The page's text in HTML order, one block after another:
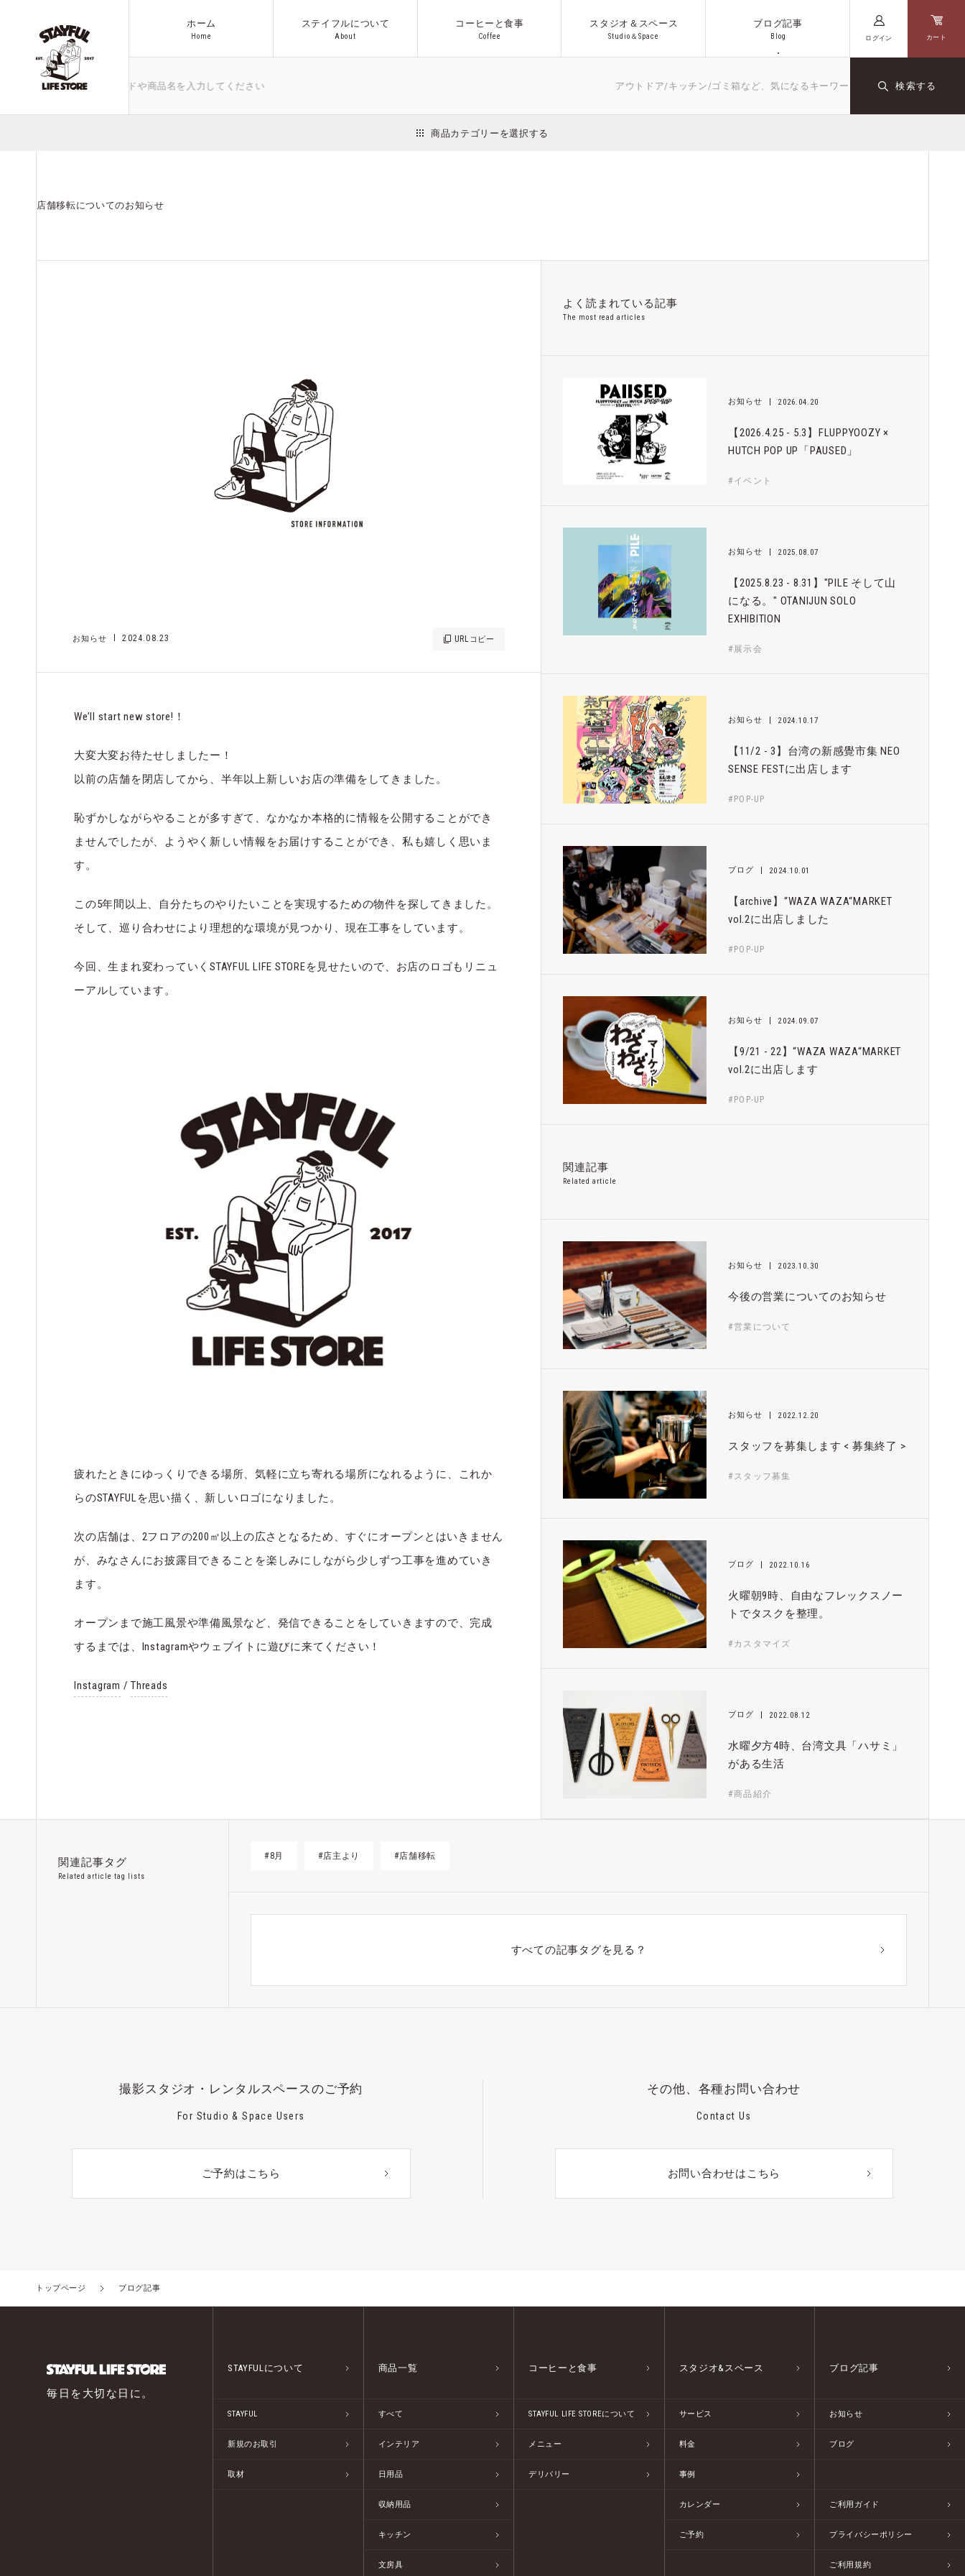
ホーム
Home
ステイフルについて
A bout
コーヒーと食事
Coffee
スタジオ＆スペース
Studio ＆Space
ブログ記事
B og
ログイン カート
、気になるキーワードや商品名を入力してください アウトドア/キッチン/ゴミ箱など、気になるキーワードや商品名を入力してください
検索する
日用品
商品カテゴリーを選択する
店舗移転についてのお知らせ
お知らせ 2024.08.23 URL コピー
We’ll start new store!！
大変大変お待たせしましたー！
以前の店舗を閉店してから、半年以上新しいお店の準備をしてきました。
恥ずかしながらやることが多すぎて、なかなか本格的に情報を公開することができ
ませんでしたが、ようやく新しい情報をお届けすることができ、私も嬉しく思いま
す。
この5年間以上、自分たちのやりたいことを実現するための物件を探してきました。
そして、巡り合わせにより理想的な環境が見つかり、現在工事をしています。
今回、生まれ変わっていくSTAYFUL LIFE STOREを見せたいので、お店のロゴもリニュ
ーアルしています。
疲れたときにゆっくりできる場所、気軽に立ち寄れる場所になれるように、これか
らのSTAYFULを思い描く、新しいロゴになりました。
次の店舗は、2フロアの200㎡以上の広さとなるため、すぐにオープンとはいきません
が、みなさんにお披露目できることを楽しみにしながら少しずつ工事を進めていき
ます。
オープンまで施工風景や準備風景など、発信できることをしていきますので、完成
するまでは、Instagramやウェブイトに遊びに来てください！
Instagram / Threads
よく読まれている記事
The most read articles
お知らせ 2026.04.20
【2026.4.25 - 5.3】FLUPPYOOZY ×
HUTCH POP UP「PAUSED」
#イベント
お知らせ 2025.08.07
【2025.8.23 - 8.31】"PILE そして山
になる。" OTANIJUN SOLO
EXHIBITION
#展示会
お知らせ 2024.10.17
【11/2 - 3】台湾の新感覺市集 NEO
SENSE FESTに出店します
#POP-UP
ブログ 2024.10.01
【archive】“WAZA WAZA“MARKET
vol.2に出店しました
#POP-UP
お知らせ 2024.09.07
【9/21 - 22】“WAZA WAZA“MARKET
vol.2に出店します
#POP-UP
関連記事
Related article
お知らせ 2023.10.30
今後の営業についてのお知らせ
#営業について
お知らせ 2022.12.20
スタッフを募集します < 募集終了 >
#スタッフ募集
ブログ 2022.10.16
火曜朝9時、自由なフレックスノー
トでタスクを整理。
#カスタマイズ
ブログ 2022.08.12
水曜夕方4時、台湾文具「ハサミ」
がある生活
#商品紹介
関連記事タグ
Related article tag lists
#8月 #店主より #店舗移転
すべての記事タグを見る？
撮影スタジオ・レンタルスペースのご予約
For Studio & Space Users
ご予約はこちら
その他、各種お問い合わせ
Contact Us
お問い合わせはこちら
トップページ ブログ記事
毎日を大切な日に。
STAYFULについて
STAYFUL
新規のお取引
取材
商品一覧
すべて
インテリア
日用品
収納用品
キッチン
文房具
コーヒーと食事
STAYFUL LIFE STOREについて
メニュー
デリバリー
スタジオ&スペース
サービス
料金
事例
カレンダー
ご予約
ブログ記事
お知らせ
ブログ
ご利用ガイド
プライバシーポリシー
ご利用規約